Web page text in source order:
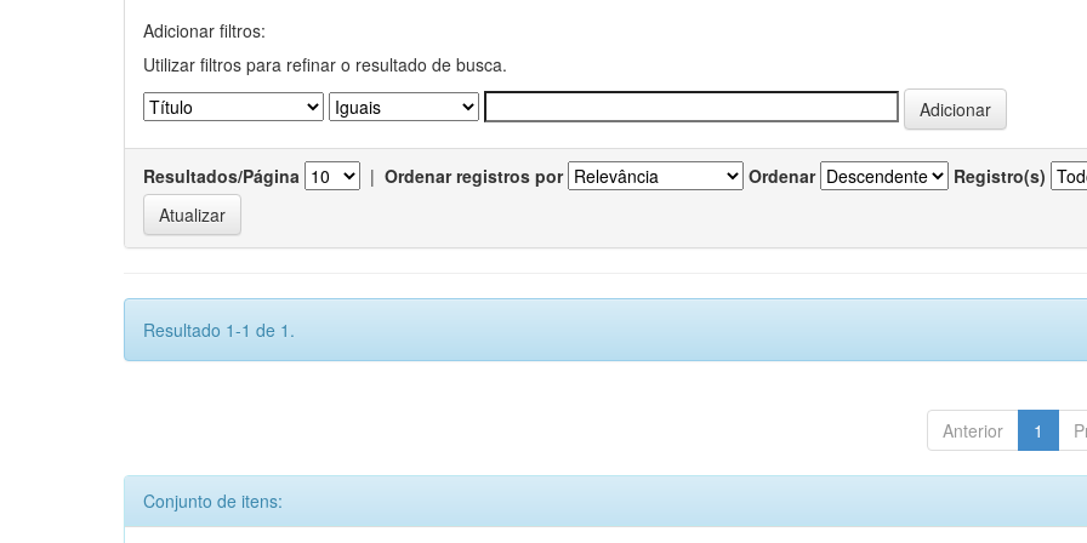
Adicionar filtros:
Utilizar filtros para refinar o resultado de busca.
Resultados/Página | Ordenar registros por Ordenar Registro(s)
Resultado 1-1 de 1.
Anterior 1
Conjunto de itens: